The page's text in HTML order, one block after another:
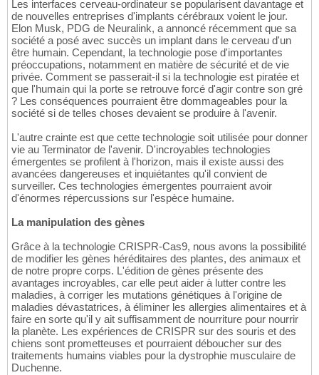
Les interfaces cerveau-ordinateur se popularisent davantage et
de nouvelles entreprises d'implants cérébraux voient le jour.
Elon Musk, PDG de Neuralink, a annoncé récemment que sa
société a posé avec succès un implant dans le cerveau d'un
être humain. Cependant, la technologie pose d'importantes
préoccupations, notamment en matière de sécurité et de vie
privée. Comment se passerait-il si la technologie est piratée et
que l'humain qui la porte se retrouve forcé d'agir contre son gré
? Les conséquences pourraient être dommageables pour la
société si de telles choses devaient se produire à l'avenir.
L'autre crainte est que cette technologie soit utilisée pour donner
vie au Terminator de l'avenir. D'incroyables technologies
émergentes se profilent à l'horizon, mais il existe aussi des
avancées dangereuses et inquiétantes qu'il convient de
surveiller. Ces technologies émergentes pourraient avoir
d'énormes répercussions sur l'espèce humaine.
La manipulation des gènes
Grâce à la technologie CRISPR-Cas9, nous avons la possibilité
de modifier les gènes héréditaires des plantes, des animaux et
de notre propre corps. L'édition de gènes présente des
avantages incroyables, car elle peut aider à lutter contre les
maladies, à corriger les mutations génétiques à l'origine de
maladies dévastatrices, à éliminer les allergies alimentaires et à
faire en sorte qu'il y ait suffisamment de nourriture pour nourrir
la planète. Les expériences de CRISPR sur des souris et des
chiens sont prometteuses et pourraient déboucher sur des
traitements humains viables pour la dystrophie musculaire de
Duchenne.